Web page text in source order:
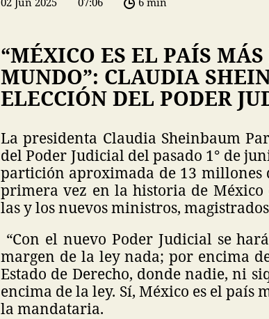
“MÉXICO ES EL PAÍS
MUNDO”: CLAUDIA
ELECCIÓN DEL PODER
La presidenta Claudia Sheinbaum
del Poder Judicial del pasado 1° de
partición aproximada de 13 millones
primera vez en la historia de
las y los nuevos ministros,
“Con el nuevo Poder Judicial se
margen de la ley nada; por encima
Estado de Derecho, donde nadie, ni
encima de la ley. Sí, México es el país
la mandataria.